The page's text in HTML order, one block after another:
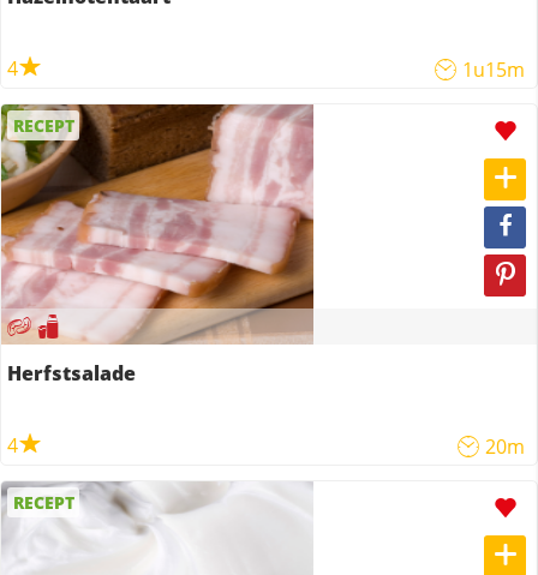
4 1u15m
RECEPT
Herfstsalade
4 20m
RECEPT